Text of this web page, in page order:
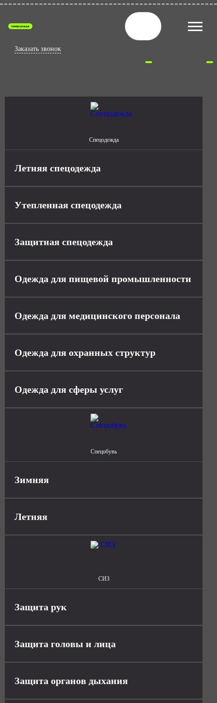
спецодежда
Заказать звонок
Спецодежда
Летняя спецодежда
Утепленная спецодежда
Защитная спецодежда
Одежда для пищевой промышленности
Одежда для медицинского персонала
Одежда для охранных структур
Одежда для сферы услуг
Спецобувь
Зимняя
Летняя
СИЗ
Защита рук
Защита головы и лица
Защита органов дыхания